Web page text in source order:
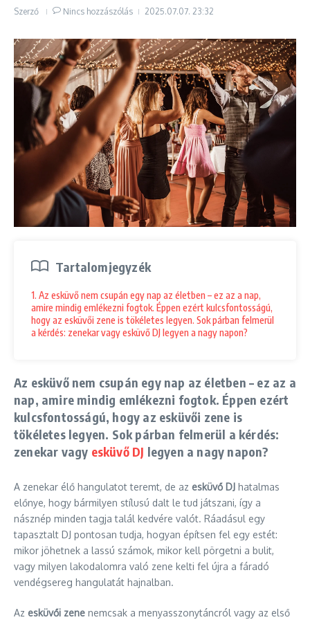
Szerző Nincs hozzászólás 2025.07.07. 23:32
Tartalomjegyzék
1. Az esküvő nem csupán egy nap az életben – ez az a nap,
amire mindig emlékezni fogtok. Éppen ezért kulcsfontosságú,
hogy az esküvői zene is tökéletes legyen. Sok párban felmerül
a kérdés: zenekar vagy esküvő DJ legyen a nagy napon?
Az esküvő nem csupán egy nap az életben – ez az a
nap, amire mindig emlékezni fogtok. Éppen ezért
kulcsfontosságú, hogy az esküvői zene is
tökéletes legyen. Sok párban felmerül a kérdés:
zenekar vagy esküvő DJ legyen a nagy napon?
A zenekar élő hangulatot teremt, de az esküvő DJ hatalmas
előnye, hogy bármilyen stílusú dalt le tud játszani, így a
násznép minden tagja talál kedvére valót. Ráadásul egy
tapasztalt DJ pontosan tudja, hogyan építsen fel egy estét:
mikor jöhetnek a lassú számok, mikor kell pörgetni a bulit,
vagy milyen lakodalomra való zene kelti fel újra a fáradó
vendégsereg hangulatát hajnalban.
Az esküvői zene nemcsak a menyasszonytáncról vagy az első